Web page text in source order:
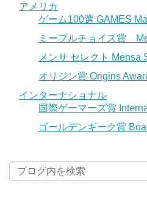
アメリカ
ゲーム100選 GAMES
ミープルチョイス賞
メンサ セレクト Mensa
オリジン賞 Origins
インターナショナル
国際ゲーマーズ賞
ゴールデンギーク賞